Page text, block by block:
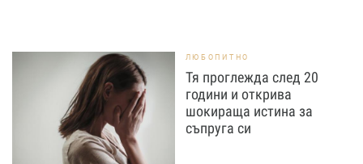
ЛЮБОПИТНО
Тя проглежда след 20
години и открива
шокираща истина за
съпруга си